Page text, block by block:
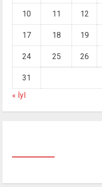
10 11 12
17 18 19
24 25 26
31
« İyl